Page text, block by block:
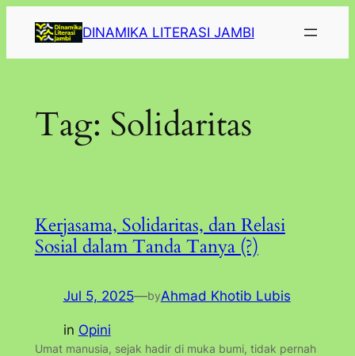
konten
DINAMIKA LITERASI JAMBI
Tag: Solidaritas
Kerjasama, Solidaritas, dan Relasi
Sosial dalam Tanda Tanya (?)
Jul 5, 2025—byAhmad Khotib Lubis
in Opini
Umat manusia, sejak hadir di muka bumi, tidak pernah